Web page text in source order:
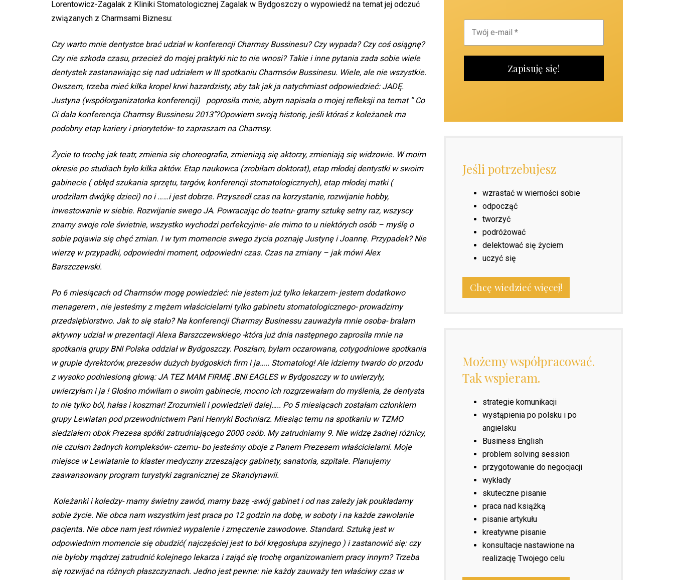
Lorentowicz-Zagalak z Kliniki Stomatologicznej Zagalak w Bydgoszczy o wypowiedź na temat jej odczuć
związanych z Charmsami Biznesu:
Czy warto mnie dentystce brać udział w konferencji Charmsy Bussinesu? Czy wypada? Czy coś osiągnę?
Czy nie szkoda czasu, przecież do mojej praktyki nic to nie wnosi? Takie i inne pytania zada sobie wiele
dentystek zastanawiając się nad udziałem w III spotkaniu Charmsów Bussinesu. Wiele, ale nie wszystkie.
Owszem, trzeba mieć kilka kropel krwi hazardzisty, aby tak jak ja natychmiast odpowiedzieć: JADĘ.
Justyna (współorganizatorka konferencji) poprosiła mnie, abym napisała o mojej refleksji na temat ” Co
Ci dała konferencja Charmsy Bussinesu 2013″?Opowiem swoją historię, jeśli któraś z koleżanek ma
podobny etap kariery i priorytetów- to zapraszam na Charmsy.
Życie to trochę jak teatr, zmienia się choreografia, zmieniają się aktorzy, zmieniają się widzowie. W moim
okresie po studiach było kilka aktów. Etap naukowca (zrobiłam doktorat), etap młodej dentystki w swoim
gabinecie ( obłęd szukania sprzętu, targów, konferencji stomatologicznych), etap młodej matki (
urodziłam dwójkę dzieci) no i ……i jest dobrze. Przyszedł czas na korzystanie, rozwijanie hobby,
inwestowanie w siebie. Rozwijanie swego JA. Powracając do teatru- gramy sztukę setny raz, wszyscy
znamy swoje role świetnie, wszystko wychodzi perfekcyjnie- ale mimo to u niektórych osób – myślę o
sobie pojawia się chęć zmian. I w tym momencie swego życia poznaję Justynę i Joannę. Przypadek? Nie
wierzę w przypadki, odpowiedni moment, odpowiedni czas. Czas na zmiany – jak mówi Alex
Barszczewski.
Po 6 miesiącach od Charmsów mogę powiedzieć: nie jestem już tylko lekarzem- jestem dodatkowo
menagerem , nie jesteśmy z mężem właścicielami tylko gabinetu stomatologicznego- prowadzimy
przedsiębiorstwo. Jak to się stało? Na konferencji Charmsy Businessu zauważyła mnie osoba- brałam
aktywny udział w prezentacji Alexa Barszczewskiego -która już dnia następnego zaprosiła mnie na
spotkania grupy BNI Polska oddział w Bydgoszczy. Poszłam, byłam oczarowana, cotygodniowe spotkania
w grupie dyrektorów, prezesów dużych bydgoskich firm i ja….. Stomatolog! Ale idziemy twardo do przodu
z wysoko podniesioną głową: JA TEZ MAM FIRMĘ .BNI EAGLES w Bydgoszczy w to uwierzyły,
uwierzyłam i ja ! Głośno mówiłam o swoim gabinecie, mocno ich rozgrzewałam do myślenia, że dentysta
to nie tylko ból, hałas i koszmar! Zrozumieli i powiedzieli dalej….. Po 5 miesiącach zostałam członkiem
grupy Lewiatan pod przewodnictwem Pani Henryki Bochniarz. Miesiąc temu na spotkaniu w TZMO
siedziałem obok Prezesa spółki zatrudniającego 2000 osób. My zatrudniamy 9. Nie widzę żadnej różnicy,
nie czułam żadnych kompleksów- czemu- bo jesteśmy oboje z Panem Prezesem właścicielami. Moje
miejsce w Lewiatanie to klaster medyczny zrzeszający gabinety, sanatoria, szpitale. Planujemy
zaawansowany program turystyki zagranicznej ze Skandynawii.
Koleżanki i koledzy- mamy świetny zawód, mamy bazę -swój gabinet i od nas zależy jak poukładamy
sobie życie. Nie obca nam wszystkim jest praca po 12 godzin na dobę, w soboty i na każde zawołanie
pacjenta. Nie obce nam jest również wypalenie i zmęczenie zawodowe. Standard. Sztuką jest w
odpowiednim momencie się obudzić( najczęściej jest to ból kręgosłupa szyjnego ) i zastanowić się: czy
nie byłoby mądrzej zatrudnić kolejnego lekarza i zająć się trochę organizowaniem pracy innym? Trzeba
się rozwijać na różnych płaszczyznach. Jedno jest pewne: nie każdy zauważy ten właściwy czas w
Jeśli potrzebujesz
wzrastać w wierności sobie
odpocząć
tworzyć
podróżować
delektować się życiem
uczyć się
Chcę wiedzieć więcej!
Możemy współpracować.
Tak wspieram.
strategie komunikacji
wystąpienia po polsku i po
angielsku
Business English
problem solving session
przygotowanie do negocjacji
wykłady
skuteczne pisanie
praca nad książką
pisanie artykułu
kreatywne pisanie
konsultacje nastawione na
realizację Twojego celu